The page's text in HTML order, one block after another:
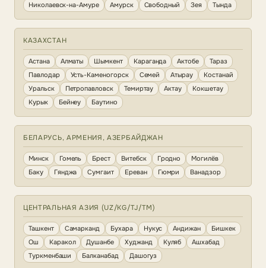
Николаевск-на-Амуре
Амурск Свободный Зея Тында
КАЗАХСТАН
Астана Алматы Шымкент Караганда Актобе
Тараз
Павлодар
Усть-Каменогорск Семей Атырау
Костанай
Уральск
Петропавловск Темиртау Актау
Кокшетау
Курык
Бейнеу Баутино
БЕЛАРУСЬ, АРМЕНИЯ, АЗЕРБАЙДЖАН
Минск Гомель Брест Витебск Гродно
Могилёв
Баку
Гянджа Сумгаит Ереван Гюмри Ванадзор
ЦЕНТРАЛЬНАЯ АЗИЯ (UZ/KG/TJ/TM)
Ташкент Самарканд Бухара Нукус Андижан
Бишкек
Ош
Каракол Душанбе Худжанд Куляб
Ашхабад
Туркменбаши
Балканабад Дашогуз